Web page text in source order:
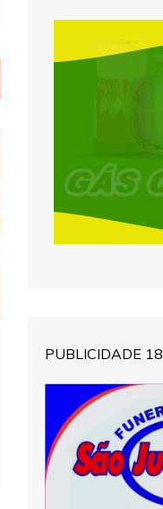
PUBLICIDADE 18